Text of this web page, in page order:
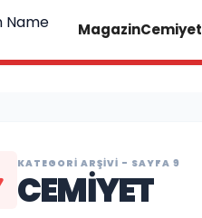
MagazinCemiyet
KATEGORI ARŞIVI - SAYFA 9
CEMIYET